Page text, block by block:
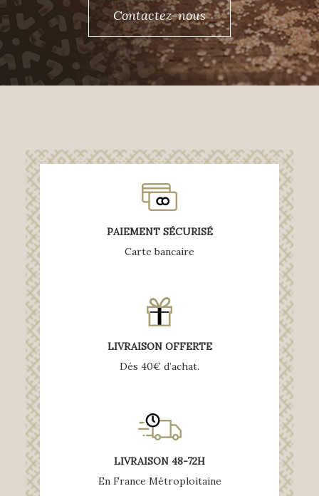
Contactez-nous
PAIEMENT SÉCURISÉ
Carte bancaire
LIVRAISON OFFERTE
Dés 40€ d’achat.
LIVRAISON 48-72H
En France Métroploitaine